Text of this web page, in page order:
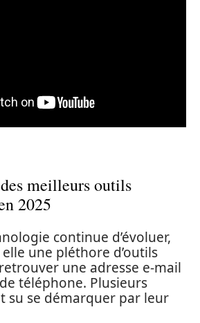
meilleurs outils
2025
continue d’évoluer,
une pléthore d’outils
une adresse e-mail
téléphone. Plusieurs
su se démarquer par leur